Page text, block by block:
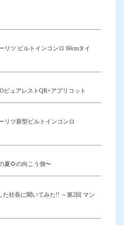
ツ ビルトインコンロ 60cmタイ
ピュアレストQR+アプリコット
ツ新型ビルトインコンロ
夏🌻の向こう側〜
た社長に聞いてみた!! ～第2回 マン